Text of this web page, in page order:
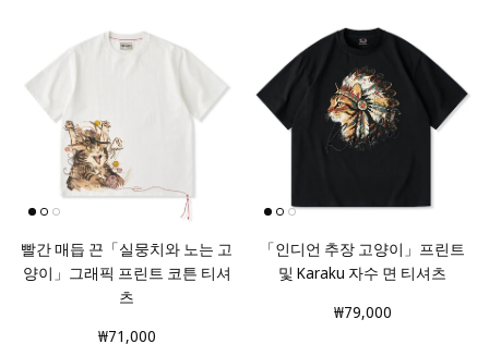
빨간 매듭 끈「실뭉치와 노는 고
양이」그래픽 프린트 코튼 티셔
츠
₩71,000
「인디언 추장 고양이」프린트
및 Karaku 자수 면 티셔츠
₩79,000